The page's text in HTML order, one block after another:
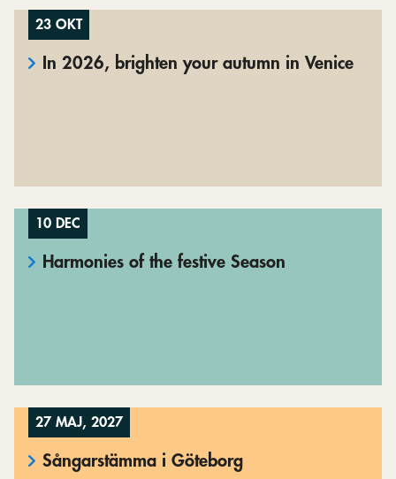
23 OKT
In 2026, brighten your autumn in Venice
10 DEC
Harmonies of the festive Season
27 MAJ, 2027
Sångarstämma i Göteborg